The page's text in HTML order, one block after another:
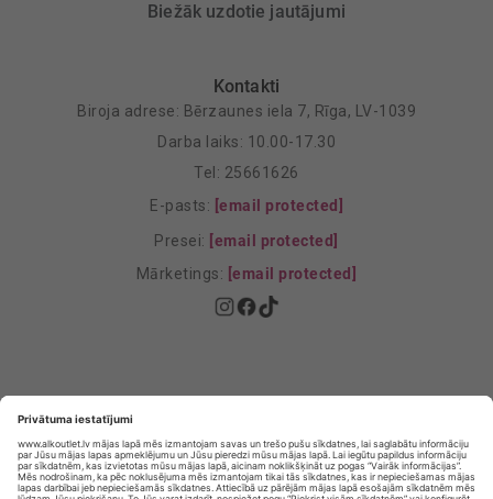
Biežāk uzdotie jautājumi
Kontakti
Biroja adrese: Bērzaunes iela 7, Rīga, LV-1039
Darba laiks: 10.00-17.30
Tel: 25661626
E-pasts: [email protected]
Presei: [email protected]
Mārketings: [email protected]
Privātuma Iestatījumi
E-veikala lietošanas noteikumi